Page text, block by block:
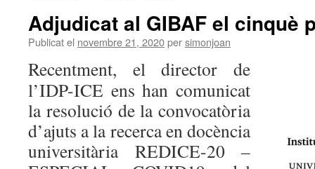
Adjudicat al GIBAF el cinquè
Publicat el novembre 21, 2020persimonjoan
Recentment, el director de
l’IDP-ICE ens han comunicat
la resolució de la convocatòria
d’ajuts a la recerca en docència
universitària REDICE-20 –